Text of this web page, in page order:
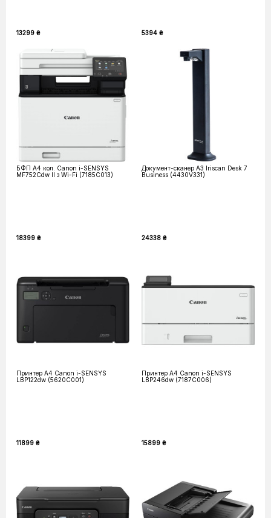
13299 ₴ 5394 ₴
БФП А4 кол. Canon i-SENSYS
MF752Cdw II з Wi-Fi (7185C013)
18399 ₴
Документ-сканер А3 Iriscan Desk 7
Business (4430V331)
24338 ₴
Принтер А4 Canon i-SENSYS
LBP122dw (5620C001)
11899 ₴
Принтер А4 Canon i-SENSYS
LBP246dw (7187C006)
15899 ₴